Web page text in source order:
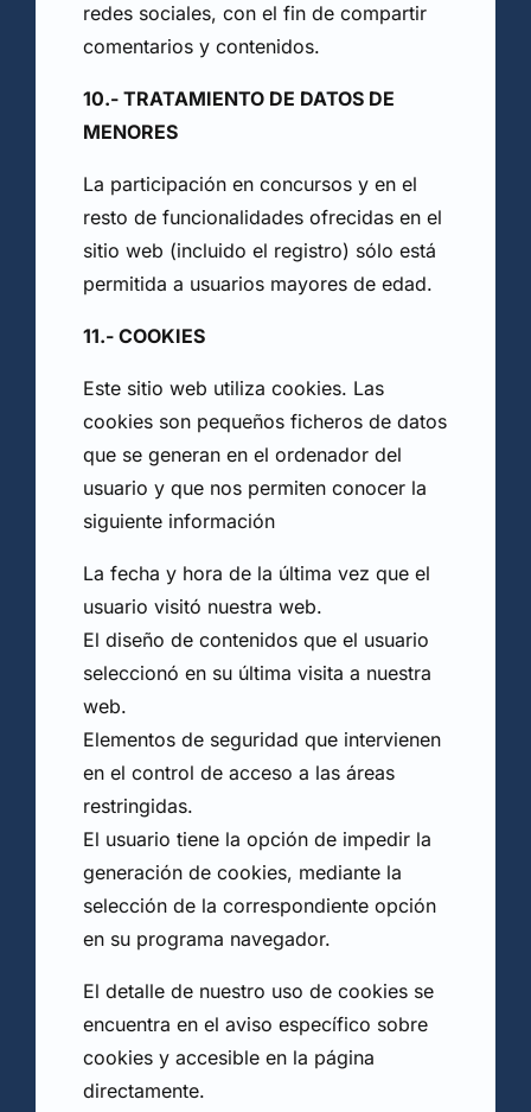
redes sociales, con el fin de compartir
comentarios y contenidos.
10.- TRATAMIENTO DE DATOS DE
MENORES
La participación en concursos y en el
resto de funcionalidades ofrecidas en el
sitio web (incluido el registro) sólo está
permitida a usuarios mayores de edad.
11.- COOKIES
Este sitio web utiliza cookies. Las
cookies son pequeños ficheros de datos
que se generan en el ordenador del
usuario y que nos permiten conocer la
siguiente información
La fecha y hora de la última vez que el
usuario visitó nuestra web.
El diseño de contenidos que el usuario
seleccionó en su última visita a nuestra
web.
Elementos de seguridad que intervienen
en el control de acceso a las áreas
restringidas.
El usuario tiene la opción de impedir la
generación de cookies, mediante la
selección de la correspondiente opción
en su programa navegador.
El detalle de nuestro uso de cookies se
encuentra en el aviso específico sobre
cookies y accesible en la página
directamente.